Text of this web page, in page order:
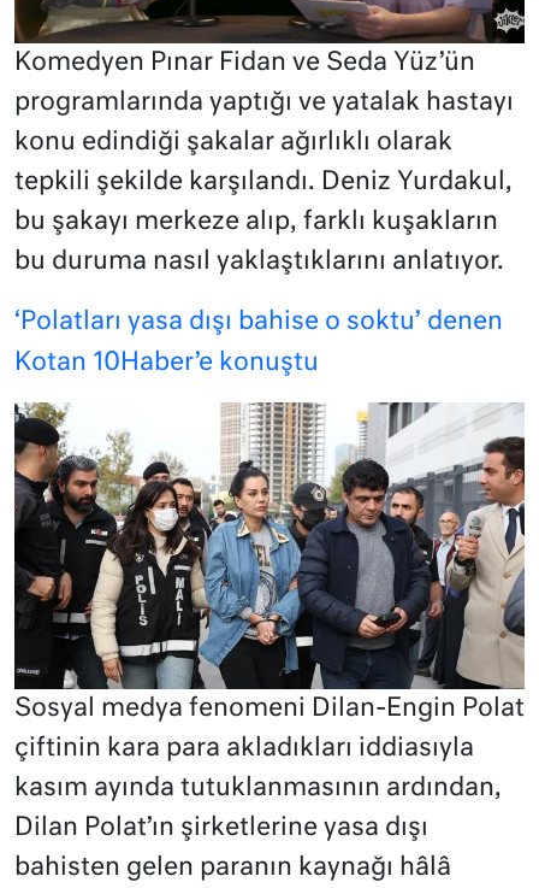
Komedyen Pınar Fidan ve Seda Yüz’ün
programlarında yaptığı ve yatalak hastayı
konu edindiği şakalar ağırlıklı olarak
tepkili şekilde karşılandı. Deniz Yurdakul,
bu şakayı merkeze alıp, farklı kuşakların
bu duruma nasıl yaklaştıklarını anlatıyor.
‘Polatları yasa dışı bahise o soktu’ denen
Kotan 10Haber’e konuştu
Sosyal medya fenomeni Dilan-Engin Polat
çiftinin kara para akladıkları iddiasıyla
kasım ayında tutuklanmasının ardından,
Dilan Polat’ın şirketlerine yasa dışı
bahisten gelen paranın kaynağı hâlâ